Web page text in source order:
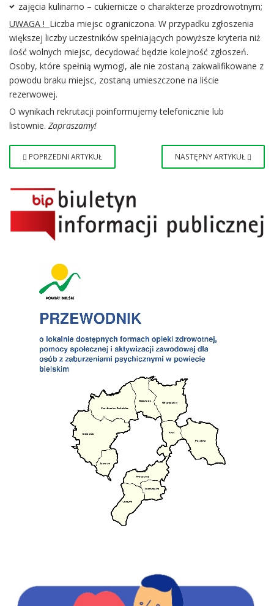
zajęcia kulinarno – cukiernicze o charakterze prozdrowotnym;
UWAGA ! Liczba miejsc ograniczona. W przypadku zgłoszenia
większej liczby uczestników spełniających powyższe kryteria niż
ilość wolnych miejsc, decydować będzie kolejność zgłoszeń.
Osoby, które spełnią wymogi, ale nie zostaną zakwalifikowane z
powodu braku miejsc, zostaną umieszczone na liście
rezerwowej.
O wynikach rekrutacji poinformujemy telefonicznie lub
listownie. Zapraszamy!
POPRZEDNI ARTYKUŁ NASTĘPNY ARTYKUŁ